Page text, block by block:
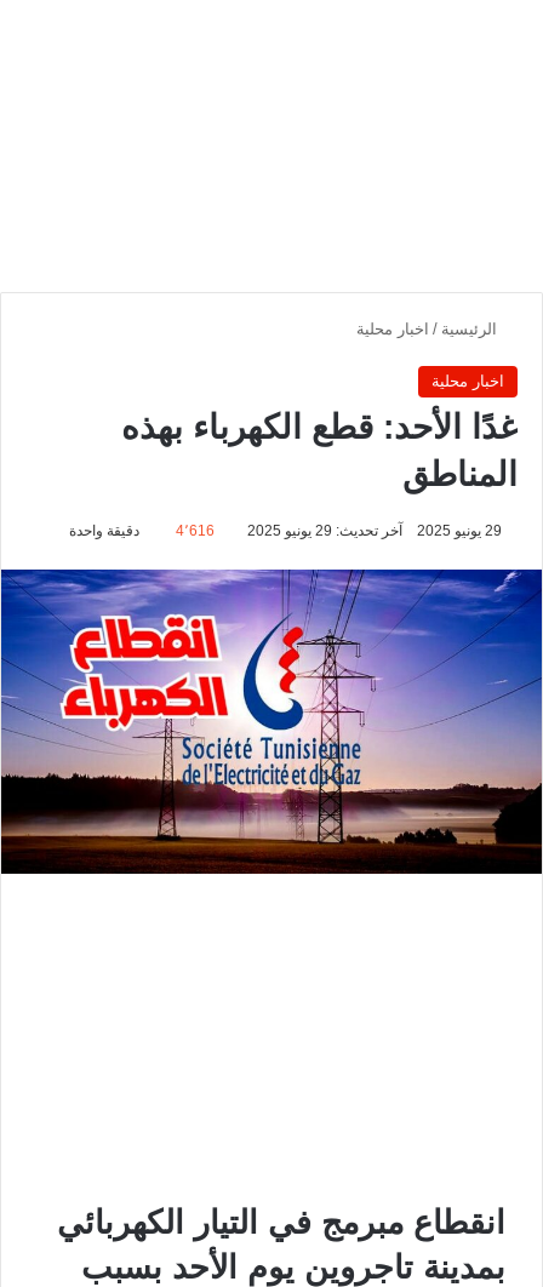
الرئيسية / اخبار محلية
اخبار محلية
‏‏غدًا الأحد: قطع الكهرباء بهذه
المناطق
29 يونيو 2025 آخر تحديث: 29 يونيو 2025 4٬616 دقيقة واحدة
انقطاع مبرمج في التيار الكهربائي
بمدينة تاجروين يوم الأحد بسبب